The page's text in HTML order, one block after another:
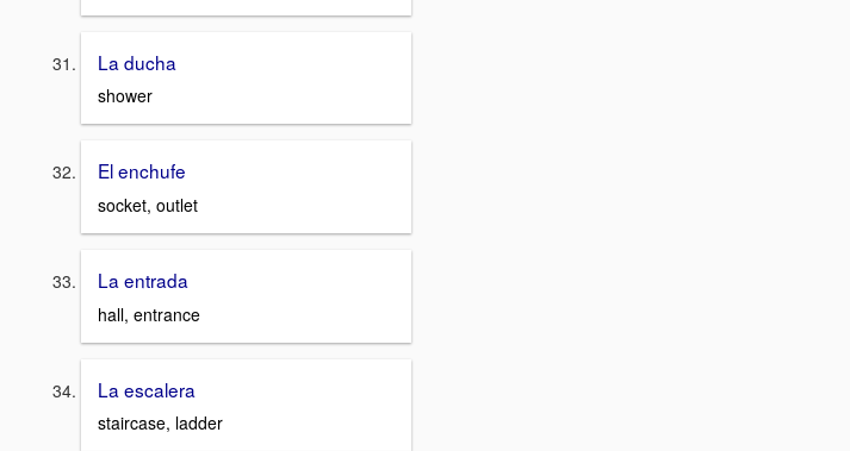
La ducha
shower
El enchufe
socket, outlet
La entrada
hall, entrance
La escalera
staircase, ladder